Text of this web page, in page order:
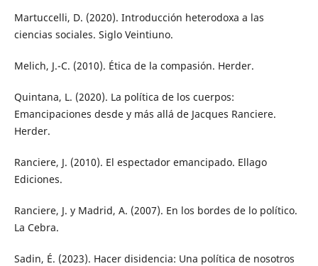
Martuccelli, D. (2020). Introducción heterodoxa a las
ciencias sociales. Siglo Veintiuno.
Melich, J.-C. (2010). Ética de la compasión. Herder.
Quintana, L. (2020). La política de los cuerpos:
Emancipaciones desde y más allá de Jacques Ranciere.
Herder.
Ranciere, J. (2010). El espectador emancipado. Ellago
Ediciones.
Ranciere, J. y Madrid, A. (2007). En los bordes de lo político.
La Cebra.
Sadin, É. (2023). Hacer disidencia: Una política de nosotros